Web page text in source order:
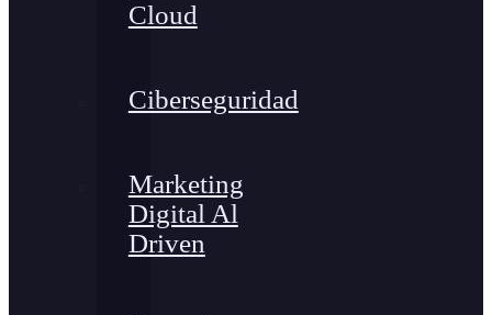
Cloud
Ciberseguridad
Marketing
Digital Al
Driven